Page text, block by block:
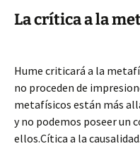
La crítica a la
Hume criticará a la
no proceden de
metafísicos están más
y no podemos poseer un
ellos.Cítica a la